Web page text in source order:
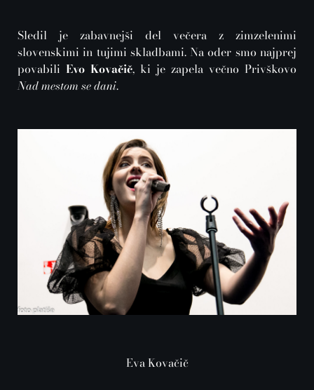
Sledil je zabavnejši del večera z zimzelenimi
slovenskimi in tujimi skladbami. Na oder smo najprej
povabili Evo Kovačič, ki je zapela večno Privškovo
Nad mestom se dani.
Eva Kovačič